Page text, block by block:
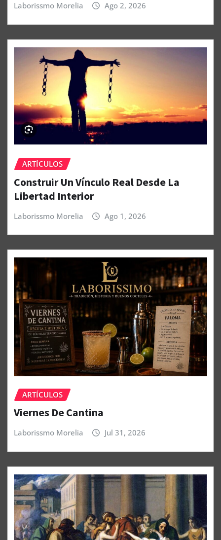
Laborissmo Morelia Ago 2, 2026
ARTÍCULOS
Construir Un Vínculo Real Desde La
Libertad Interior
Laborissmo Morelia Ago 1, 2026
ARTÍCULOS
Viernes De Cantina
Laborissmo Morelia Jul 31, 2026